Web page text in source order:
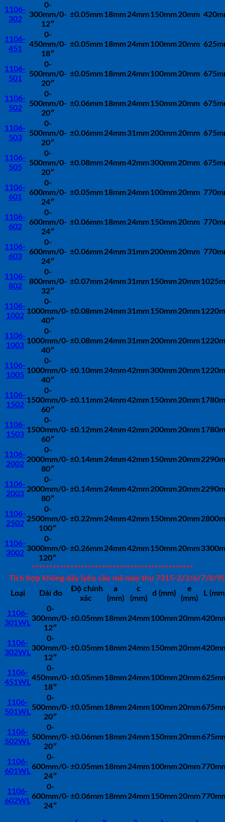
1106-
302
0-
300mm/0-
12″
±0.05mm18mm24mm150mm20mm
1106-
451
0-
450mm/0-
18″
±0.05mm18mm24mm100mm20mm
1106-
501
0-
500mm/0-
20″
±0.05mm18mm24mm100mm20mm
1106-
502
0-
500mm/0-
20″
±0.06mm18mm24mm150mm20mm
1106-
503
0-
500mm/0-
20″
±0.06mm24mm31mm200mm20mm
1106-
505
0-
500mm/0-
20″
±0.08mm24mm42mm300mm20mm
1106-
601
0-
600mm/0-
24″
±0.05mm18mm24mm100mm20mm
1106-
602
0-
600mm/0-
24″
±0.06mm18mm24mm150mm20mm
1106-
603
0-
600mm/0-
24″
±0.06mm24mm31mm200mm20mm
1106-
802
0-
800mm/0-
32″
±0.07mm24mm31mm150mm20mm
1106-
1002
0-
1000mm/0-
40″
±0.08mm24mm31mm150mm20mm
1106-
1003
0-
1000mm/0-
40″
±0.08mm24mm31mm200mm20mm
1106-
1005
0-
1000mm/0-
40″
±0.10mm24mm42mm300mm20mm
1106-
1502
0-
1500mm/0-
60″
±0.11mm24mm42mm150mm20mm
1106-
1503
0-
1500mm/0-
60″
±0.12mm24mm42mm200mm20mm
1106-
2002
0-
2000mm/0-
80″
±0.14mm24mm42mm150mm20mm
1106-
2003
0-
2000mm/0-
80″
±0.14mm24mm42mm200mm20mm
1106-
2502
0-
2500mm/0-
100″
±0.22mm24mm42mm150mm20mm
1106-
3002
0-
3000mm/0-
120″
±0.26mm24mm42mm150mm20mm
**********************************************
Tích hợp không dây (yêu cầu mã máy thu 7315-2/3/6/7/8/9)
Loại
Dải đo
Độ chính
xác
a
(mm)
c
(mm)
d (mm)
e
(mm)
L
1106-
301WL
0-
300mm/0-
12″
±0.05mm18mm24mm100mm20mm
1106-
302WL
0-
300mm/0-
12″
±0.05mm18mm24mm150mm20mm
1106-
451WL
0-
450mm/0-
18″
±0.05mm18mm24mm100mm20mm
1106-
501WL
0-
500mm/0-
20″
±0.05mm18mm24mm100mm20mm
1106-
502WL
0-
500mm/0-
20″
±0.06mm18mm24mm150mm20mm
1106-
601WL
0-
600mm/0-
24″
±0.05mm18mm24mm100mm20mm
1106-
602WL
0-
600mm/0-
24″
±0.06mm18mm24mm150mm20mm